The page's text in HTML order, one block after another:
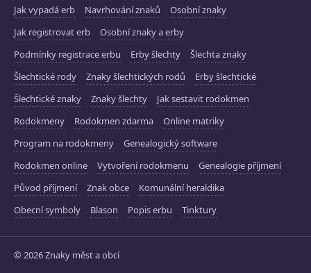
Jak vypadá erb
Navrhování znaků
Osobní znaky
Jak registrovat erb
Osobní znaky a erby
Podmínky registrace erbu
Erby šlechty
Šlechta znaky
Šlechtické rody
Znaky šlechtických rodů
Erby šlechtické
Šlechtické znaky
Znaky šlechty
Jak sestavit rodokmen
Rodokmeny
Rodokmen zdarma
Online matriky
Program na rodokmeny
Genealogický software
Rodokmen online
Vytvoření rodokmenu
Genealogie příjmení
Původ příjmení
Znak obce
Komunální heraldika
Obecní symboly
Blason Popis erbu Tinktury
© 2026 Znaky měst a obcí